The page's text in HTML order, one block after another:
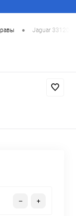
• Jaguar 33120